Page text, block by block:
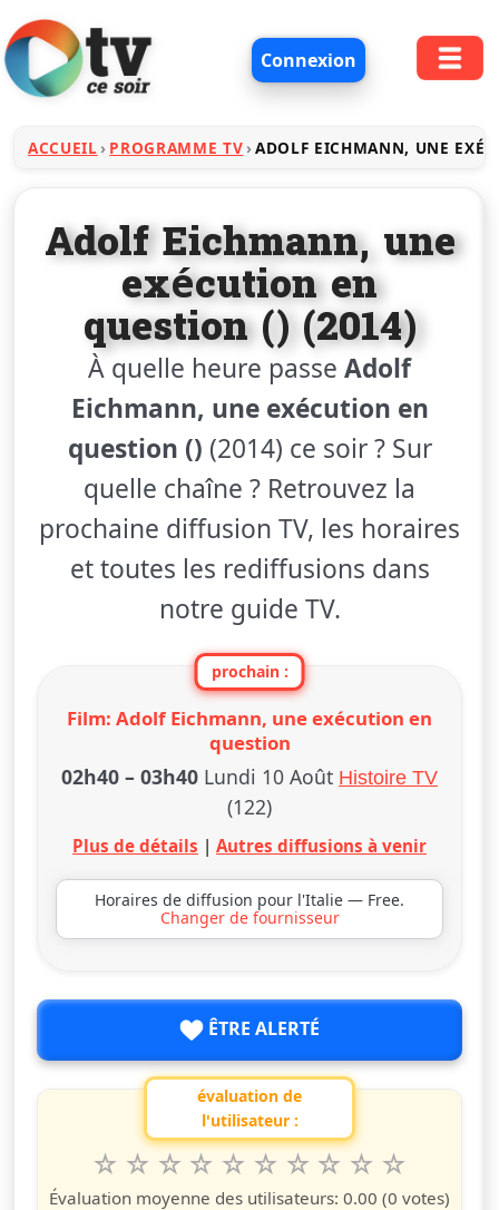
Connexion
ACCUEIL PROGRAMME TV ADOLF EICHMANN, UNE
Adolf Eichmann, une
exécution en
question () (2014)
À quelle heure passe Adolf
Eichmann, une exécution en
question () (2014) ce soir ? Sur
quelle chaîne ? Retrouvez la
prochaine diffusion TV, les horaires
et toutes les rediffusions dans
notre guide TV.
prochain :
Film: Adolf Eichmann, une exécution en
question
02h40 – 03h40 Lundi 10 Août Histoire TV
(122)
Plus de détails | Autres diffusions à venir
Horaires de diffusion pour l'Italie — Free.
Changer de fournisseur
ÊTRE ALERTÉ
évaluation de
l'utilisateur :
questo spettacolo da 1 a 10 étoiles
10
étoiles
9
étoiles
8
étoiles
7
étoiles
6
étoiles
5
étoiles
4
étoiles
3
étoiles
2
étoiles
étoile
Évaluation moyenne des utilisateurs: 0.00 (0 votes)